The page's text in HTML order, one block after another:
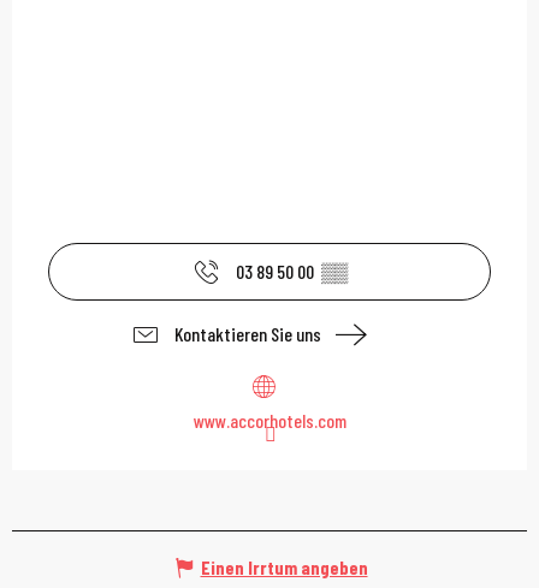
03 89 50 00 ▒▒
Kontaktieren Sie uns
www.accorhotels.com
Einen Irrtum angeben